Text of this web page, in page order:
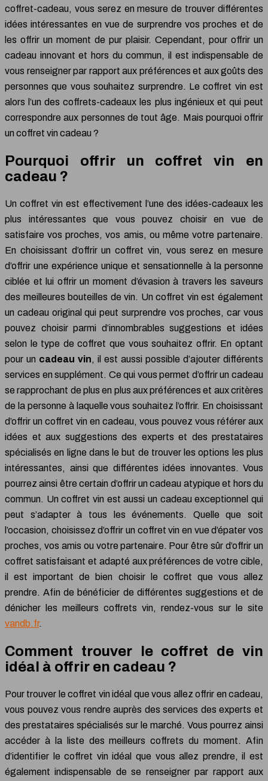
coffret-cadeau, vous serez en mesure de trouver différentes
idées intéressantes en vue de surprendre vos proches et de
les offrir un moment de pur plaisir. Cependant, pour offrir un
cadeau innovant et hors du commun, il est indispensable de
vous renseigner par rapport aux préférences et aux goûts des
personnes que vous souhaitez surprendre. Le coffret vin est
alors l’un des coffrets-cadeaux les plus ingénieux et qui peut
correspondre aux personnes de tout âge. Mais pourquoi offrir
un coffret vin cadeau ?
Pourquoi offrir un coffret vin en
cadeau ?
Un coffret vin est effectivement l’une des idées-cadeaux les
plus intéressantes que vous pouvez choisir en vue de
satisfaire vos proches, vos amis, ou même votre partenaire.
En choisissant d’offrir un coffret vin, vous serez en mesure
d’offrir une expérience unique et sensationnelle à la personne
ciblée et lui offrir un moment d’évasion à travers les saveurs
des meilleures bouteilles de vin. Un coffret vin est également
un cadeau original qui peut surprendre vos proches, car vous
pouvez choisir parmi d’innombrables suggestions et idées
selon le type de coffret que vous souhaitez offrir. En optant
pour un cadeau vin, il est aussi possible d’ajouter différents
services en supplément. Ce qui vous permet d’offrir un cadeau
se rapprochant de plus en plus aux préférences et aux critères
de la personne à laquelle vous souhaitez l’offrir. En choisissant
d’offrir un coffret vin en cadeau, vous pouvez vous référer aux
idées et aux suggestions des experts et des prestataires
spécialisés en ligne dans le but de trouver les options les plus
intéressantes, ainsi que différentes idées innovantes. Vous
pourrez ainsi être certain d’offrir un cadeau atypique et hors du
commun. Un coffret vin est aussi un cadeau exceptionnel qui
peut s’adapter à tous les événements. Quelle que soit
l’occasion, choisissez d’offrir un coffret vin en vue d’épater vos
proches, vos amis ou votre partenaire. Pour être sûr d’offrir un
coffret satisfaisant et adapté aux préférences de votre cible,
il est important de bien choisir le coffret que vous allez
prendre. Afin de bénéficier de différentes suggestions et de
dénicher les meilleurs coffrets vin, rendez-vous sur le site
vandb.fr.
Comment trouver le coffret de vin
idéal à offrir en cadeau ?
Pour trouver le coffret vin idéal que vous allez offrir en cadeau,
vous pouvez vous rendre auprès des services des experts et
des prestataires spécialisés sur le marché. Vous pourrez ainsi
accéder à la liste des meilleurs coffrets du moment. Afin
d’identifier le coffret vin idéal que vous allez prendre, il est
également indispensable de se renseigner par rapport aux